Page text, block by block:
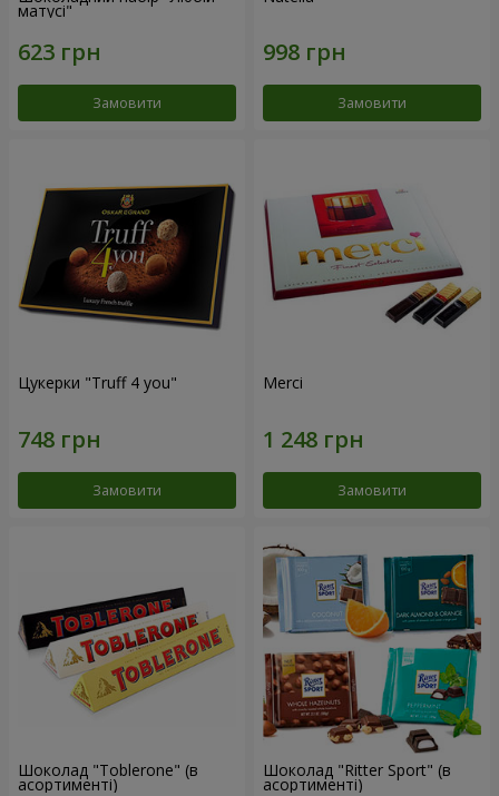
матусі"
Замовити Замовити
Цукерки "Truff 4 you"
Замовити
Merci
Замовити
Шоколад "Toblerone" (в
асортименті)
Шоколад "Ritter Sport" (в
асортименті)